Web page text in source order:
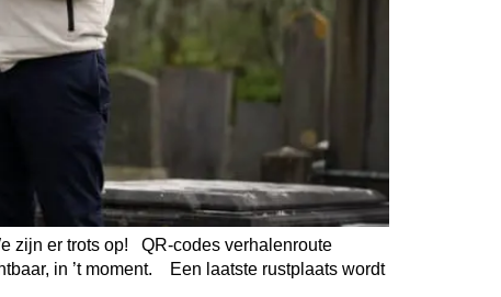
zijn er trots op! QR-codes verhalenroute
in ’t moment. Een laatste rustplaats wordt